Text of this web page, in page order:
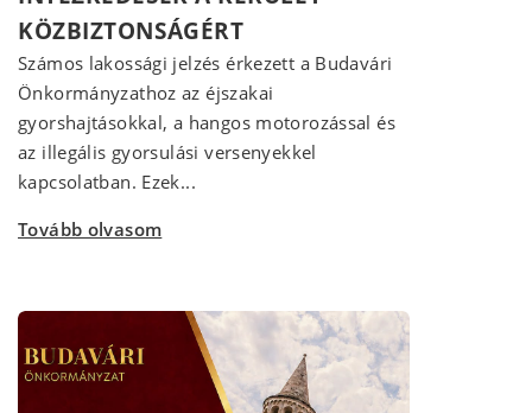
KÖZBIZTONSÁGÉRT
Számos lakossági jelzés érkezett a Budavári
Önkormányzathoz az éjszakai
gyorshajtásokkal, a hangos motorozással és
az illegális gyorsulási versenyekkel
kapcsolatban. Ezek...
Tovább olvasom